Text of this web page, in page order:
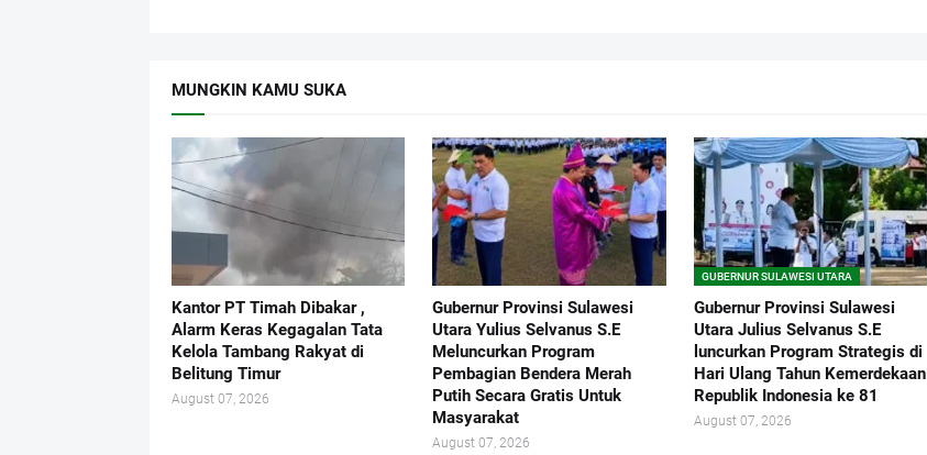
MUNGKIN KAMU SUKA
Kantor PT Timah Dibakar ,
Alarm Keras Kegagalan Tata
Kelola Tambang Rakyat di
Belitung Timur
August 07, 2026
Gubernur Provinsi Sulawesi
Utara Yulius Selvanus S.E
Meluncurkan Program
Pembagian Bendera Merah
Putih Secara Gratis Untuk
Masyarakat
August 07, 2026
GUBERNUR SULAWESI UTARA
Gubernur Provinsi Sulawesi
Utara Julius Selvanus S.E
luncurkan Program Strategis di
Hari Ulang Tahun Kemerdekaan
Republik Indonesia ke 81
August 07, 2026